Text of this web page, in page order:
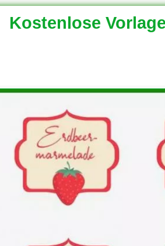
Kostenlose